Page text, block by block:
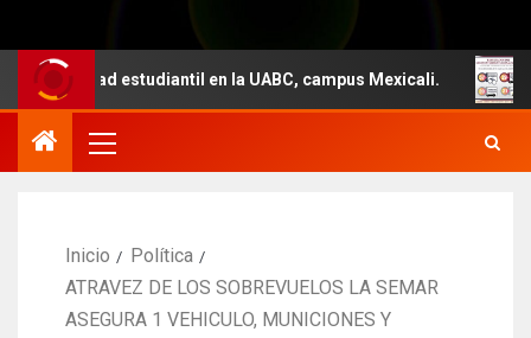
estudiantil en la UABC, campus Mexicali. Un
Inicio
Política
ATRAVEZ DE LOS SOBREVUELOS LA SEMAR
ASEGURA 1 VEHICULO, MUNICIONES Y